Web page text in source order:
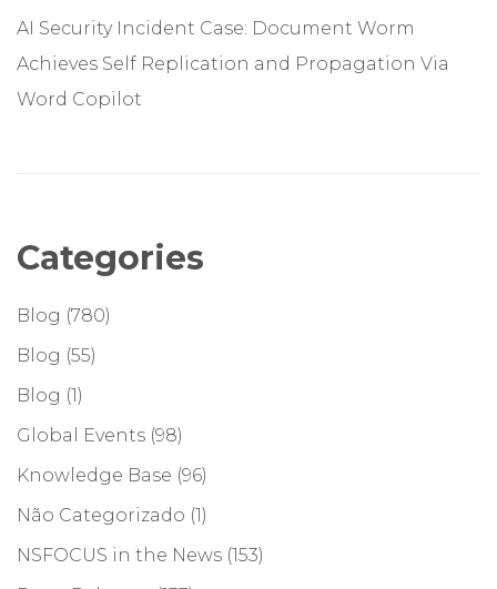
AI Security Incident Case: Document Worm
Achieves Self Replication and Propagation Via
Word Copilot
Categories
Blog (780)
Blog (55)
Blog (1)
Global Events (98)
Knowledge Base (96)
Não Categorizado (1)
NSFOCUS in the News (153)